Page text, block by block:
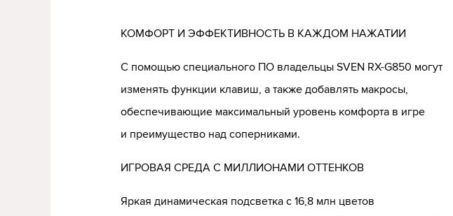
КОМФОРТ И ЭФФЕКТИВНОСТЬ В КАЖДОМ НАЖАТИИ
С помощью специального ПО владельцы SVEN RX-G850 могут
изменять функции клавиш, а также добавлять макросы,
обеспечивающие максимальный уровень комфорта в игре
и преимущество над соперниками.
ИГРОВАЯ СРЕДА С МИЛЛИОНАМИ ОТТЕНКОВ
Яркая динамическая подсветка с 16,8 млн цветов